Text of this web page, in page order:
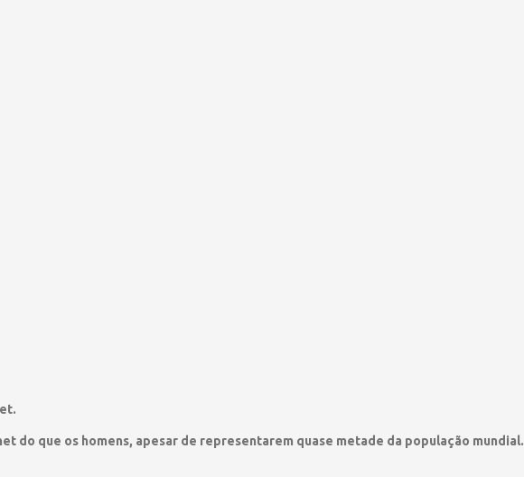
do que os homens, apesar de representarem quase metade da população mundial.